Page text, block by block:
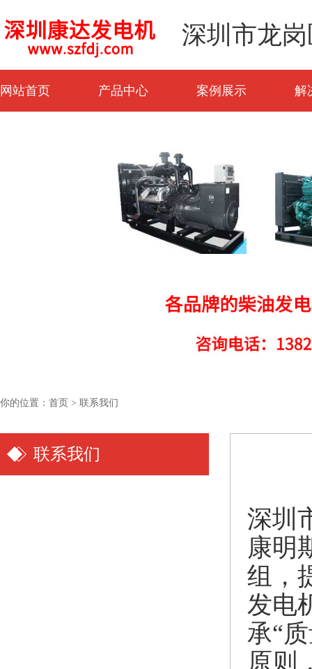
深圳市龙
网站首页 产品中心 案例展示 解
你的位置： 首页 > 联系我们
联系我们
深圳
康明
组，
发电
承“
原则